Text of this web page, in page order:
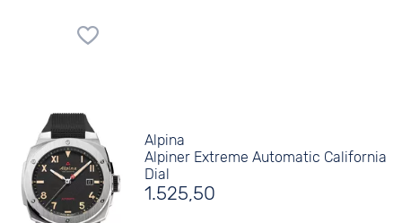
Alpina
Alpiner Extreme Automatic California
Dial
1.525,50